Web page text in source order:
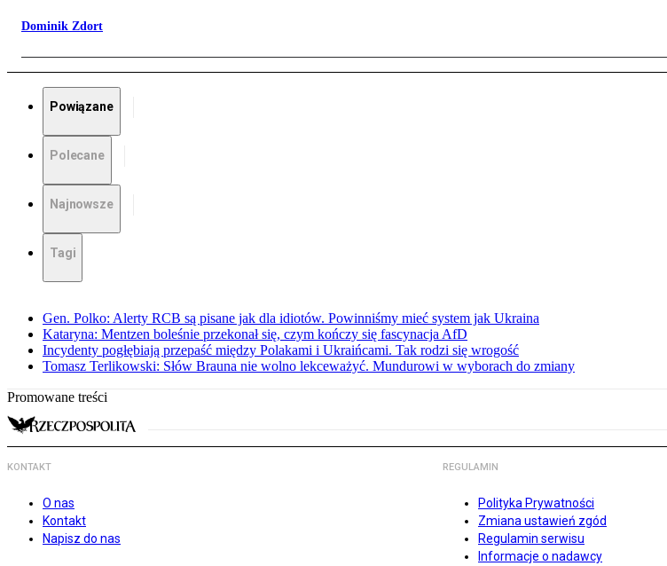
Dominik Zdort
Powiązane
Polecane
Najnowsze
Tagi
Gen. Polko: Alerty RCB są pisane jak dla idiotów. Powinniśmy mieć system jak Ukraina
Kataryna: Mentzen boleśnie przekonał się, czym kończy się fascynacja AfD
Incydenty pogłębiają przepaść między Polakami i Ukraińcami. Tak rodzi się wrogość
Tomasz Terlikowski: Słów Brauna nie wolno lekceważyć. Mundurowi w wyborach do zmiany
Promowane treści
KONTAKT
O nas
Kontakt
Napisz do nas
REGULAMIN
Polityka Prywatności
Zmiana ustawień zgód
Regulamin serwisu
Informacje o nadawcy